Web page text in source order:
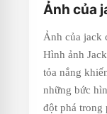
Ảnh của
Ảnh của jack
Hình ảnh
tỏa nắng
những bức
đột phá trong